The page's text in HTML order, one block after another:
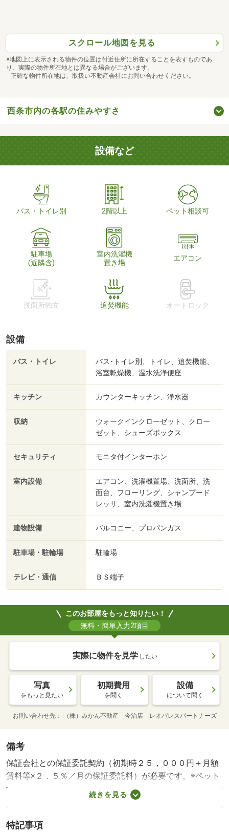
スクロール地図を見る
※地図上に表示される物件の位置は付近住所に所在することを表すものであ
り、実際の物件所在地とは異なる場合がございます。
正確な物件所在地は、取扱い不動産会社にお問い合わせください。
西条市内の各駅の住みやすさ
設備など
バス・トイレ別 2階以上 ペット相談可
駐車場
(近隣含)
室内洗濯機
置き場
エアコン
洗面所独立 追焚機能 オートロック
設備
バス・トイレ
バス･トイレ別、トイレ、追焚機能、
浴室乾燥機、温水洗浄便座
キッチン カウンターキッチン、浄水器
収納
ウォークインクローゼット、クロー
ゼット、シューズボックス
セキュリティ モニタ付インターホン
室内設備
エアコン、洗濯機置場、洗面所、洗
面台、フローリング、シャンプード
レッサ、室内洗濯機置き場
建物設備 バルコニー、プロパンガス
駐車場・駐輪場 駐輪場
テレビ・通信 ＢＳ端子
このお部屋をもっと知りたい！
無料・簡単入力2項目
実際に物件を見学 したい
写真
をもっと見たい
初期費用
を聞く
設備
について聞く
お問い合わせ先 （株）みかん不動産 今治店 レオパレスパートナーズ
備考
保証会社との保証委託契約（初期時２５，０００円＋月額
賃料等×２．５％／月の保証委託料）が必要です。※ペット
飼育物件はルームクリーニング費の後払い利用できませ
ん。・ｒｕｕｍサポート費用１，９８０円（月額）が必要
００円（月額）が必要です。）引越し無料（みかん不動産
続きを見る
特記事項